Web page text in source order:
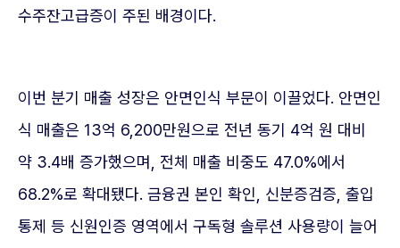
수주잔고급증이 주된 배경이다.
이번 분기 매출 성장은 안면인식 부문이 이끌었다. 안면인
식 매출은 13억 6,200만원으로 전년 동기 4억 원 대비
약 3.4배 증가했으며, 전체 매출 비중도 47.0%에서
68.2%로 확대됐다. 금융권 본인 확인, 신분증검증, 출입
통제 등 신원인증 영역에서 구독형 솔루션 사용량이 늘어